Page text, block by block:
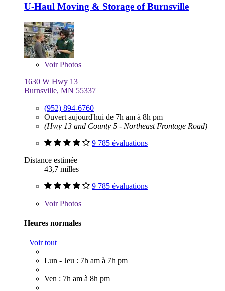
U-Haul Moving & Storage of Burnsville
VoirPhotos
1630 W Hwy 13
Burnsville, MN 55337
(952) 894-6760
Ouvert aujourd'hui de 7h am à 8h pm
(Hwy 13 and County 5 - Northeast Frontage Road)
9 785 évaluations
Distance estimée
43,7 milles
9 785 évaluations
VoirPhotos
Heures normales
Voir tout
Lun - Jeu : 7h am à 7h pm
Ven : 7h am à 8h pm